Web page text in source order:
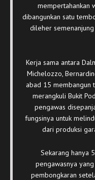
mempertahankan
dibangunkan satu
dileher
Kerja sama antara
Michelozzo,
abad 15 membangun
merangkuli Bukit
pengawas
fungsinya untuk
dari produksi
Sekarang hanya
pengawasnya
pembongkaran